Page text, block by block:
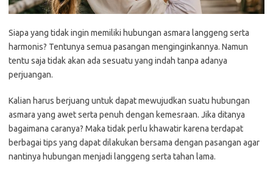
Siapa yang tidak ingin memiliki hubungan asmara langgeng serta
harmonis? Tentunya semua pasangan menginginkannya. Namun
tentu saja tidak akan ada sesuatu yang indah tanpa adanya
perjuangan.
Kalian harus berjuang untuk dapat mewujudkan suatu hubungan
asmara yang awet serta penuh dengan kemesraan. Jika ditanya
bagaimana caranya? Maka tidak perlu khawatir karena terdapat
berbagai tips yang dapat dilakukan bersama dengan pasangan agar
nantinya hubungan menjadi langgeng serta tahan lama.